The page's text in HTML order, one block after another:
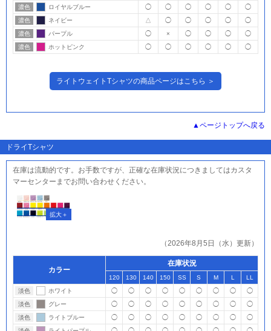
濃色
ロイヤルブルー ◯ ◯ ◯ ◯ ◯
◯
濃色
ネイビー △ ◯ ◯ ◯ ◯
◯
濃色
パープル ◯ × ◯ ◯ ◯
◯
濃色
ホットピンク ◯ ◯ ◯ ◯ ◯ ◯
ライトウェイトTシャツの商品ページはこちら ＞
ページトップへ戻る
ドライTシャツ
在庫は流動的です。お手数ですが、正確な在庫状況につきましてはカスタ
マーセンターまでお問い合わせください。
（2026年8月5日（水）更新）
カラー
在庫状況
120 130 140 150 SS S M L
LL
淡色
ホワイト ◯ ◯ ◯ ◯ ◯ ◯ ◯ ◯
◯
淡色
グレー ◯ ◯ ◯ ◯ ◯ ◯ ◯ ◯
◯
淡色
ライトブルー ◯ ◯ ◯ ◯ ◯ ◯ ◯ ◯
◯